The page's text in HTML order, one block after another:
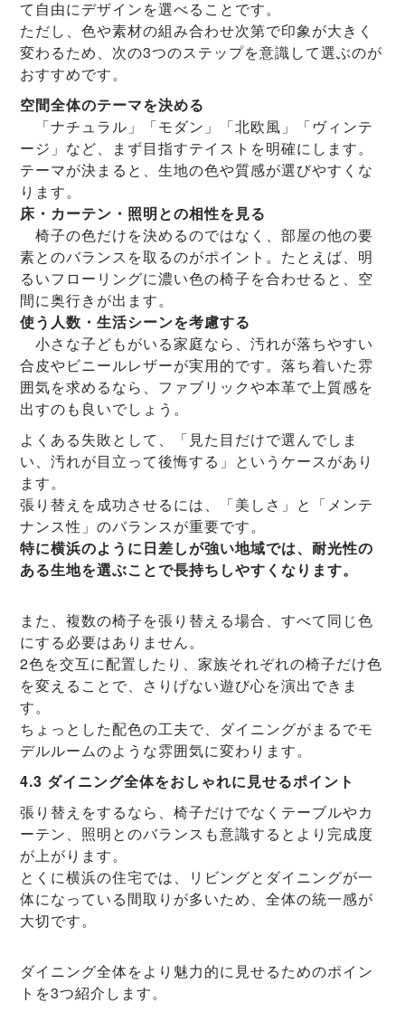
て自由にデザインを選べることです。
ただし、色や素材の組み合わせ次第で印象が大きく
変わるため、次の3つのステップを意識して選ぶのが
おすすめです。
空間全体のテーマを決める
「ナチュラル」「モダン」「北欧風」「ヴィンテ
ージ」など、まず目指すテイストを明確にします。
テーマが決まると、生地の色や質感が選びやすくな
ります。
床・カーテン・照明との相性を見る
椅子の色だけを決めるのではなく、部屋の他の要
素とのバランスを取るのがポイント。たとえば、明
るいフローリングに濃い色の椅子を合わせると、空
間に奥行きが出ます。
使う人数・生活シーンを考慮する
小さな子どもがいる家庭なら、汚れが落ちやすい
合皮やビニールレザーが実用的です。落ち着いた雰
囲気を求めるなら、ファブリックや本革で上質感を
出すのも良いでしょう。
よくある失敗として、「見た目だけで選んでしま
い、汚れが目立って後悔する」というケースがあり
ます。
張り替えを成功させるには、「美しさ」と「メンテ
ナンス性」のバランスが重要です。
特に横浜のように日差しが強い地域では、耐光性の
ある生地を選ぶことで長持ちしやすくなります。
また、複数の椅子を張り替える場合、すべて同じ色
にする必要はありません。
2色を交互に配置したり、家族それぞれの椅子だけ色
を変えることで、さりげない遊び心を演出できま
す。
ちょっとした配色の工夫で、ダイニングがまるでモ
デルルームのような雰囲気に変わります。
4.3 ダイニング全体をおしゃれに見せるポイント
張り替えをするなら、椅子だけでなくテーブルやカ
ーテン、照明とのバランスも意識するとより完成度
が上がります。
とくに横浜の住宅では、リビングとダイニングが一
体になっている間取りが多いため、全体の統一感が
大切です。
ダイニング全体をより魅力的に見せるためのポイン
トを3つ紹介します。